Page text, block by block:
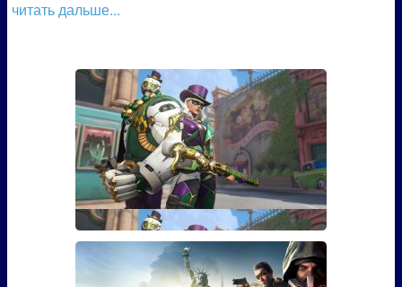
читать дальше...
Гайд: Как открыть скин Марди
Гра для Эш из Overwatch